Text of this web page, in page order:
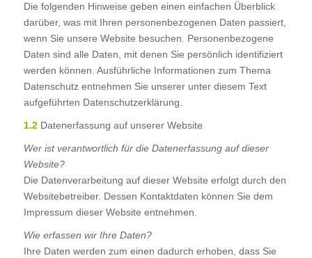
Die folgenden Hinweise geben einen einfachen Überblick
darüber, was mit Ihren personenbezogenen Daten passiert,
wenn Sie unsere Website besuchen. Personenbezogene
Daten sind alle Daten, mit denen Sie persönlich identifiziert
werden können. Ausführliche Informationen zum Thema
Datenschutz entnehmen Sie unserer unter diesem Text
aufgeführten Datenschutzerklärung.
1.2Datenerfassung auf unserer Website
Wer ist verantwortlich für die Datenerfassung auf dieser
Website?
Die Datenverarbeitung auf dieser Website erfolgt durch den
Websitebetreiber. Dessen Kontaktdaten können Sie dem
Impressum dieser Website entnehmen.
Wie erfassen wir Ihre Daten?
Ihre Daten werden zum einen dadurch erhoben, dass Sie